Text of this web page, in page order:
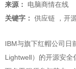
来源： 电脑商情在线
关键字： 供应链 ， 开
IBM与旗下红帽公司日
Lightwell）的开源安全